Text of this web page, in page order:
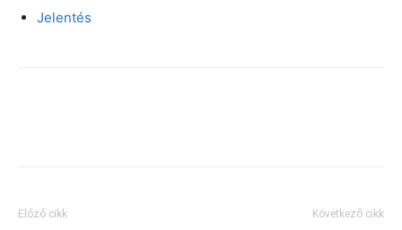
Jelentés
Előző cikk Következő cikk